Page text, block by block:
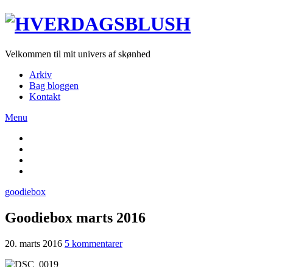
Velkommen til mit univers af skønhed
Arkiv
Bag bloggen
Kontakt
Menu
goodiebox
Goodiebox marts 2016
20. marts 2016 5 kommentarer